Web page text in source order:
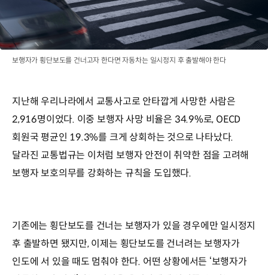
보행자가 횡단보도를 건너고자 한다면 자동차는 일시정지 후 출발해야 한다
지난해 우리나라에서 교통사고로 안타깝게 사망한 사람은
2,916명이었다. 이중 보행자 사망 비율은 34.9%로, OECD
회원국 평균인 19.3%를 크게 상회하는 것으로 나타났다.
달라진 교통법규는 이처럼 보행자 안전이 취약한 점을 고려해
보행자 보호의무를 강화하는 규칙을 도입했다.
기존에는 횡단보도를 건너는 보행자가 있을 경우에만 일시정지
후 출발하면 됐지만, 이제는 횡단보도를 건너려는 보행자가
인도에 서 있을 때도 멈춰야 한다. 어떤 상황에서든 ‘보행자가